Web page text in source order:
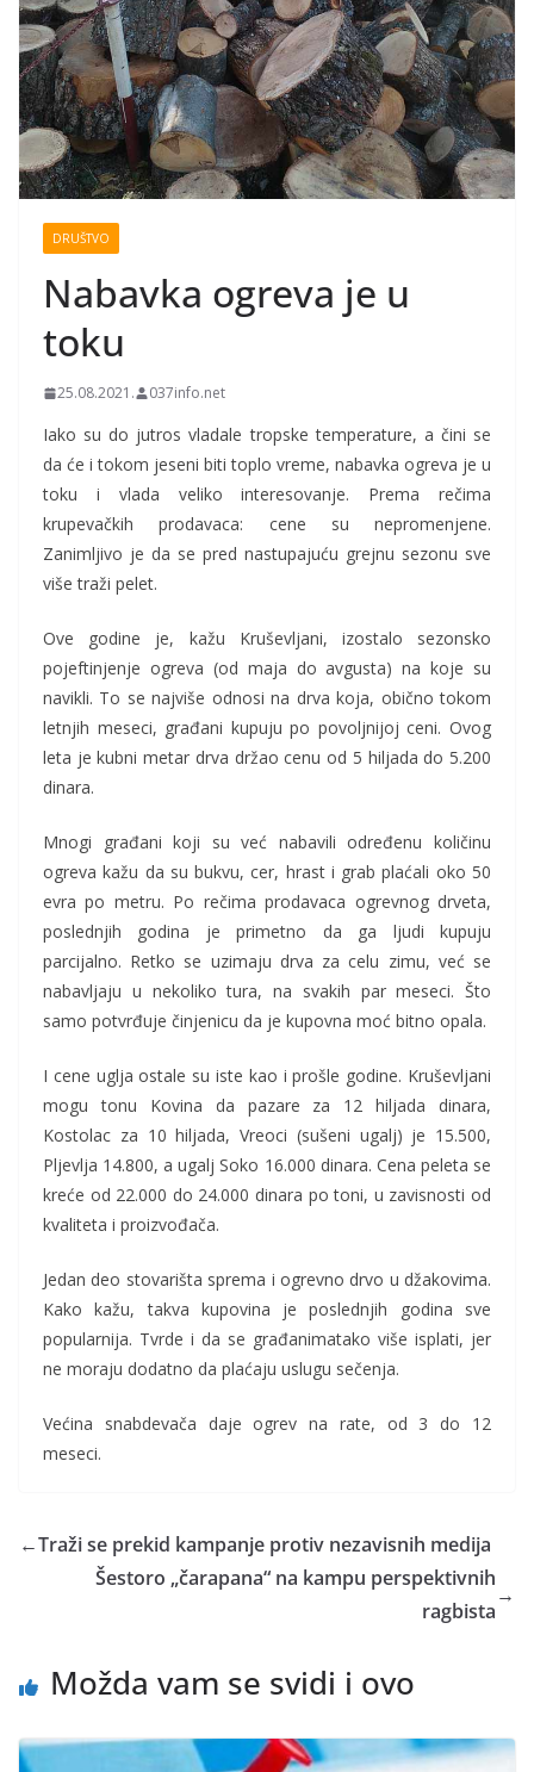
DRUŠTVO
Nabavka ogreva je u
toku
25.08.2021. 037info.net
Iako su do jutros vladale tropske temperature, a čini se
da će i tokom jeseni biti toplo vreme, nabavka ogreva je u
toku i vlada veliko interesovanje. Prema rečima
krupevačkih prodavaca: cene su nepromenjene.
Zanimljivo je da se pred nastupajuću grejnu sezonu sve
više traži pelet.
Ove godine je, kažu Kruševljani, izostalo sezonsko
pojeftinjenje ogreva (od maja do avgusta) na koje su
navikli. To se najviše odnosi na drva koja, obično tokom
letnjih meseci, građani kupuju po povoljnijoj ceni. Ovog
leta je kubni metar drva držao cenu od 5 hiljada do 5.200
dinara.
Mnogi građani koji su već nabavili određenu količinu
ogreva kažu da su bukvu, cer, hrast i grab plaćali oko 50
evra po metru. Po rečima prodavaca ogrevnog drveta,
poslednjih godina je primetno da ga ljudi kupuju
parcijalno. Retko se uzimaju drva za celu zimu, već se
nabavljaju u nekoliko tura, na svakih par meseci. Što
samo potvrđuje činjenicu da je kupovna moć bitno opala.
I cene uglja ostale su iste kao i prošle godine. Kruševljani
mogu tonu Kovina da pazare za 12 hiljada dinara,
Kostolac za 10 hiljada, Vreoci (sušeni ugalj) je 15.500,
Pljevlja 14.800, a ugalj Soko 16.000 dinara. Cena peleta se
kreće od 22.000 do 24.000 dinara po toni, u zavisnosti od
kvaliteta i proizvođača.
Jedan deo stovarišta sprema i ogrevno drvo u džakovima.
Kako kažu, takva kupovina je poslednjih godina sve
popularnija. Tvrde i da se građanimatako više isplati, jer
ne moraju dodatno da plaćaju uslugu sečenja.
Većina snabdevača daje ogrev na rate, od 3 do 12
meseci.
←Traži se prekid kampanje protiv nezavisnih medija
Šestoro „čarapana“ na kampu perspektivnih
ragbista
→
Možda vam se svidi i ovo